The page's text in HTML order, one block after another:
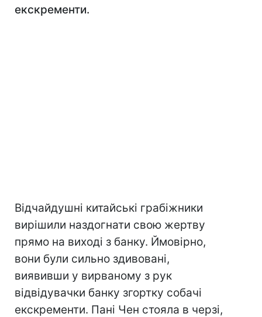
екскременти.
Відчайдушні китайські грабіжники
вирішили наздогнати свою жертву
прямо на виході з банку. Ймовірно,
вони були сильно здивовані,
виявивши у вирваному з рук
відвідувачки банку згортку собачі
екскременти. Пані Чен стояла в черзі,